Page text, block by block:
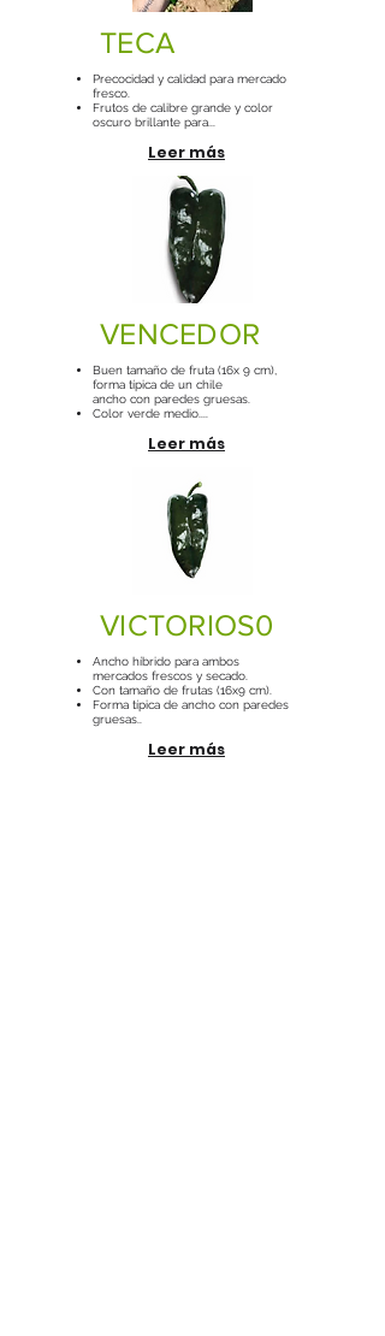
TECA
Precocidad y calidad para mercado
fresco.
Frutos de calibre grande y color
oscuro brillante para...
Leer más
VENCEDOR
Buen tamaño de fruta (16x 9 cm),
forma típica de un chile
ancho con paredes gruesas.
Color verde medio....
Leer más
VICTORIOS0
Ancho híbrido para ambos
mercados frescos y secado.
Con tamaño de frutas (16x9 cm).
Forma típica de ancho con paredes
gruesas..
Leer más